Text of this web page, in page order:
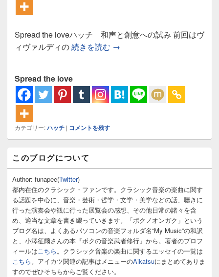
Spread the loveハッチ 和声と創意への試み 前回はヴ
ィヴァルディの続きを読む ハッチ 和声と創意への試み
→
Spread the love
カテゴリー:ハッチ | コメントを残す
ン
サ
イ
バ
ー
ウ
ィ
ト
このブログについて
Author: funapee(Twitter)
都内在住のクラシック・ファンです。クラシック音楽の楽曲に関す
る話題を中心に、音楽・芸術・哲学・文学・美学などの話、聴きに
行った演奏会や観に行った展覧会の感想、その他日常の諸々を含
め、適当な文章を書き綴っていきます。「ボクノオンガク」という
ブログ名は、よくあるパソコンの音楽フォルダ名“My Music”の和訳
と、小澤征爾さんの本『ボクの音楽武者修行』から。著者のプロフ
ィールはこちら。クラシック音楽の楽曲に関するエッセイの一覧は
こちら。アイカツ関連の記事はメニューのAikatsuにまとめてありま
すのでぜひそちらからご覧ください。